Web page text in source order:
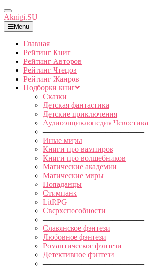
Toggle
Navigation
Aknigi.SU
Menu
Главная
Рейтинг Книг
Рейтинг Авторов
Рейтинг Чтецов
Рейтинг Жанров
Подборки книг
Сказки
Детская фантастика
Детские приключения
Аудиоэнциклопедия Чевостика
—————————————
Иные миры
Книги про вампиров
Книги про волшебников
Магические академии
Магические миры
Попаданцы
Стимпанк
LitRPG
Сверхспособности
—————————————
Славянское фэнтези
Любовное фэнтези
Романтическое фэнтези
Детективное фэнтези
—————————————